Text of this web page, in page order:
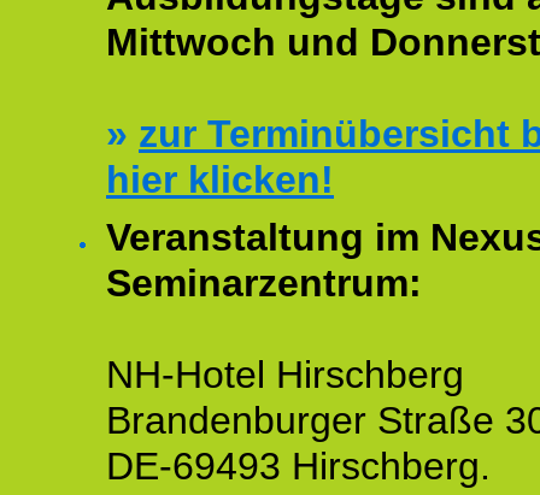
Mittwoch und
» zur Terminübersicht
hier klicken!
Veranstaltung im
Seminarzentrum:
NH-Hotel Hirschberg
Brandenburger Straße
DE-69493 Hirschberg.